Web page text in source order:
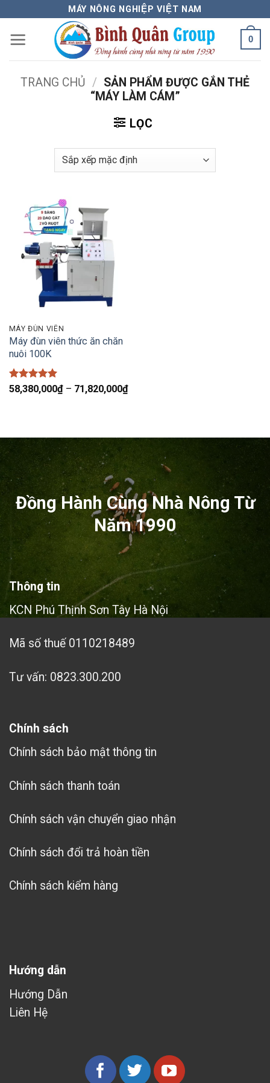
nội
dung
MÁY NÔNG NGHIỆP VIỆT NAM
0
TRANG CHỦ / SẢN PHẨM ĐƯỢC GẮN THẺ
“MÁY LÀM CÁM”
LỌC
MÁY ĐÙN VIÊN
Máy đùn viên thức ăn chăn
nuôi 100K
Được xếp
hạng
5
58,380,000₫ – 71,820,000₫Khoảng
giá:
71,820,000₫
Đồng Hành Cùng Nhà Nông Từ
Năm 1990
Thông tin
KCN Phú Thịnh Sơn Tây Hà Nội
Mã số thuế 0110218489
Tư vấn: 0823.300.200
Chính sách
Chính sách bảo mật thông tin
Chính sách thanh toán
Chính sách vận chuyển giao nhận
Chính sách đổi trả hoàn tiền
Chính sách kiểm hàng
Hướng dẫn
Hướng Dẫn
Liên Hệ